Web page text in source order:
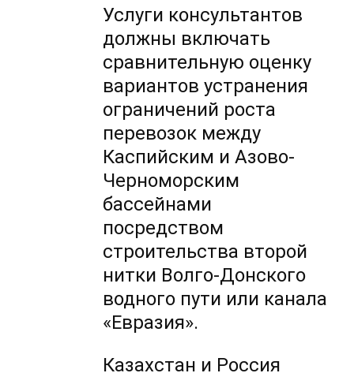
Услуги консультантов
должны включать
сравнительную оценку
вариантов устранения
ограничений роста
перевозок между
Каспийским и Азово-
Черноморским
бассейнами
посредством
строительства второй
нитки Волго-Донского
водного пути или канала
«Евразия».
Казахстан и Россия